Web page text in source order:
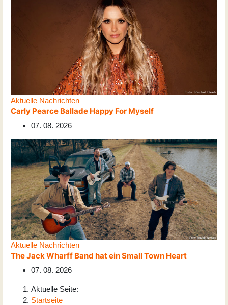
Aktuelle Nachrichten
Carly Pearce Ballade Happy For Myself
07. 08. 2026
Aktuelle Nachrichten
The Jack Wharff Band hat ein Small Town Heart
07. 08. 2026
Aktuelle Seite:
Startseite